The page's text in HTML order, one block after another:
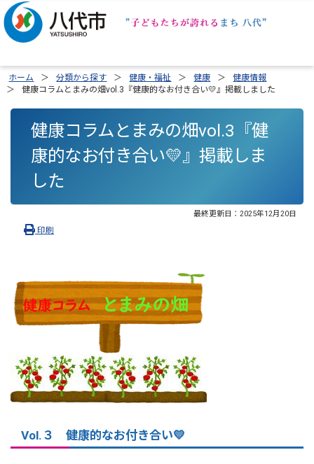
ホーム 分類から探す 健康・福祉 健康
健康情報
健康コラムとまみの畑vol.3『健康的なお付き合い💛』掲載しました
健康コラムとまみの畑vol.3『健
康的なお付き合い💛』掲載しま
した
最終更新日： 2025年12月20日
印刷
Vol.３ 健康的なお付き合い💛